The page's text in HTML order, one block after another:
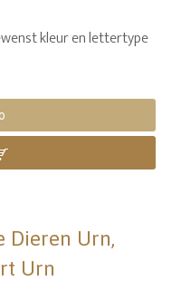
kleur en lettertype
Dieren Urn,
Urn